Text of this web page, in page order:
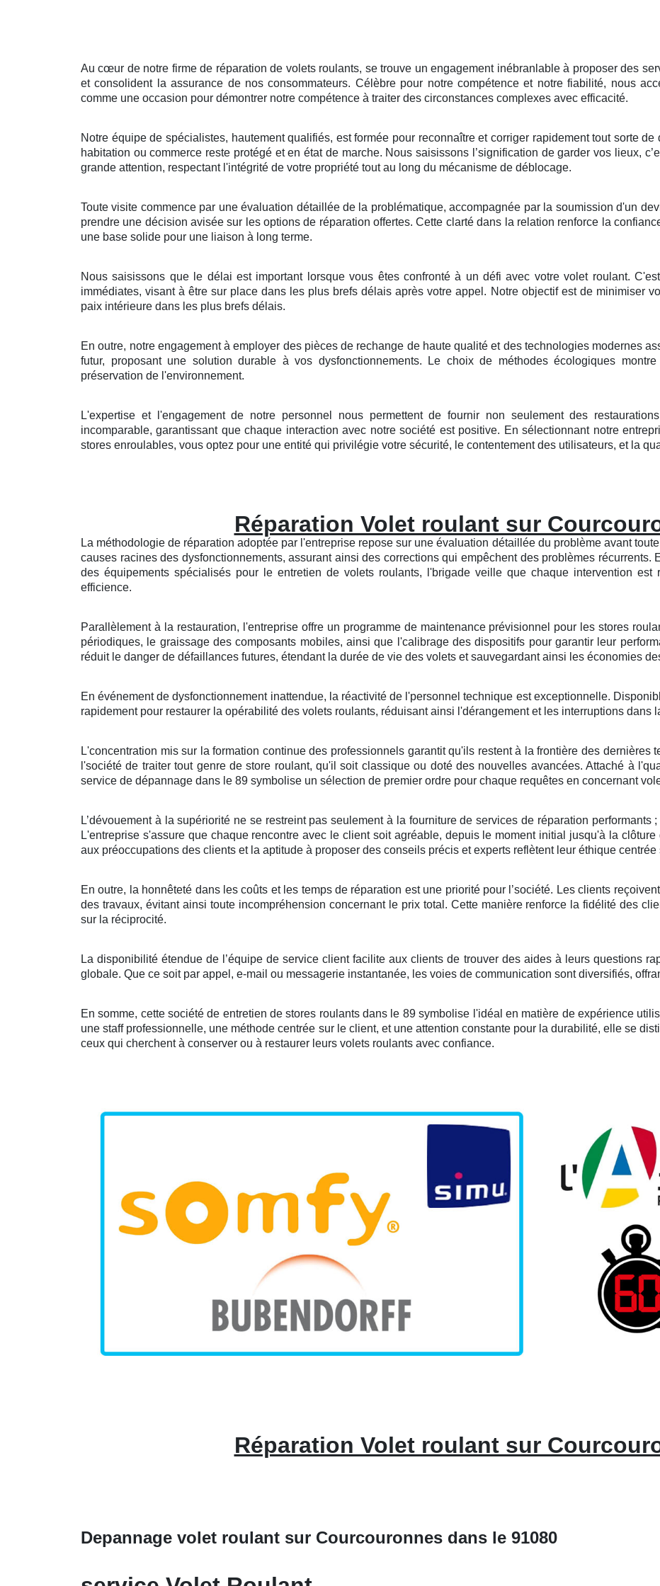
Au cœur de notre firme de réparation de volets roulants, se trouve un engagement inébranlable à proposer des
et consolident la assurance de nos consommateurs. Célèbre pour notre compétence et notre fiabilité, nous
comme une occasion pour démontrer notre compétence à traiter des circonstances complexes avec efficacité.
Notre équipe de spécialistes, hautement qualifiés, est formée pour reconnaître et corriger rapidement tout sorte
habitation ou commerce reste protégé et en état de marche. Nous saisissons l’signification de garder vos lieux,
grande attention, respectant l'intégrité de votre propriété tout au long du mécanisme de déblocage.
Toute visite commence par une évaluation détaillée de la problématique, accompagnée par la soumission d'un
prendre une décision avisée sur les options de réparation offertes. Cette clarté dans la relation renforce la
une base solide pour une liaison à long terme.
Nous saisissons que le délai est important lorsque vous êtes confronté à un défi avec votre volet roulant.
immédiates, visant à être sur place dans les plus brefs délais après votre appel. Notre objectif est de minimiser
paix intérieure dans les plus brefs délais.
En outre, notre engagement à employer des pièces de rechange de haute qualité et des technologies modernes
futur, proposant une solution durable à vos dysfonctionnements. Le choix de méthodes écologiques
préservation de l'environnement.
L'expertise et l'engagement de notre personnel nous permettent de fournir non seulement des
incomparable, garantissant que chaque interaction avec notre société est positive. En sélectionnant notre
stores enroulables, vous optez pour une entité qui privilégie votre sécurité, le contentement des utilisateurs, et la
Réparation Volet roulant sur
La méthodologie de réparation adoptée par l'entreprise repose sur une évaluation détaillée du problème avant
causes racines des dysfonctionnements, assurant ainsi des corrections qui empêchent des problèmes récurrents.
des équipements spécialisés pour le entretien de volets roulants, l'brigade veille que chaque intervention
efficience.
Parallèlement à la restauration, l'entreprise offre un programme de maintenance prévisionnel pour les stores
périodiques, le graissage des composants mobiles, ainsi que l'calibrage des dispositifs pour garantir leur
réduit le danger de défaillances futures, étendant la durée de vie des volets et sauvegardant ainsi les économies
En événement de dysfonctionnement inattendue, la réactivité de l'personnel technique est exceptionnelle.
rapidement pour restaurer la opérabilité des volets roulants, réduisant ainsi l'dérangement et les interruptions dans
L'concentration mis sur la formation continue des professionnels garantit qu'ils restent à la frontière des dernières
l'société de traiter tout genre de store roulant, qu'il soit classique ou doté des nouvelles avancées. Attaché à
service de dépannage dans le 89 symbolise un sélection de premier ordre pour chaque requêtes en concernant
L’dévouement à la supériorité ne se restreint pas seulement à la fourniture de services de réparation performants
L'entreprise s'assure que chaque rencontre avec le client soit agréable, depuis le moment initial jusqu'à la
aux préoccupations des clients et la aptitude à proposer des conseils précis et experts reflètent leur éthique centrée
En outre, la honnêteté dans les coûts et les temps de réparation est une priorité pour l’société. Les clients
des travaux, évitant ainsi toute incompréhension concernant le prix total. Cette manière renforce la fidélité des
sur la réciprocité.
La disponibilité étendue de l’équipe de service client facilite aux clients de trouver des aides à leurs questions
globale. Que ce soit par appel, e-mail ou messagerie instantanée, les voies de communication sont diversifiés,
En somme, cette société de entretien de stores roulants dans le 89 symbolise l'idéal en matière de expérience
une staff professionnelle, une méthode centrée sur le client, et une attention constante pour la durabilité, elle se
ceux qui cherchent à conserver ou à restaurer leurs volets roulants avec confiance.
Réparation Volet roulant sur
Depannage volet roulant sur Courcouronnes dans le 91080